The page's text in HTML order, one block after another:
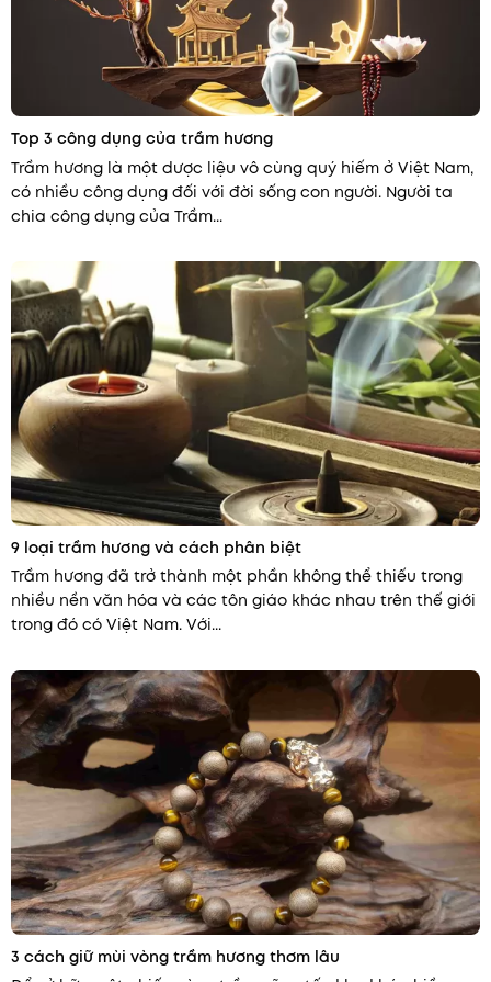
Top 3 công dụng của trầm hương
Trầm hương là một dược liệu vô cùng quý hiếm ở Việt Nam,
có nhiều công dụng đối với đời sống con người. Người ta
chia công dụng của Trầm...
9 loại trầm hương và cách phân biệt
Trầm hương đã trở thành một phần không thể thiếu trong
nhiều nền văn hóa và các tôn giáo khác nhau trên thế giới
trong đó có Việt Nam. Với...
3 cách giữ mùi vòng trầm hương thơm lâu